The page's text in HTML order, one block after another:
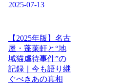
2025-07-13
【2025年版】名古
屋・蓬莱軒と“地
域猫虐待事件”の
記録｜今も語り継
ぐべきあの真相